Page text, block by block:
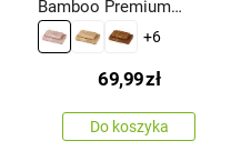
Bamboo Premium
ręczników różowy, 70 x
140 cm, 50 x 100 cm
+6
69,99zł
Do koszyka